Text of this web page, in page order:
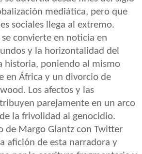
mediática, pero que
sociales llega al extremo.
convierte en noticia en
y la horizontalidad del
historia, poniendo al mismo
en África y un divorcio de
Los afectos y las
parejamente en un arco
la frivolidad al genocidio.
de Margo Glantz con Twitter
afición de esta narradora y